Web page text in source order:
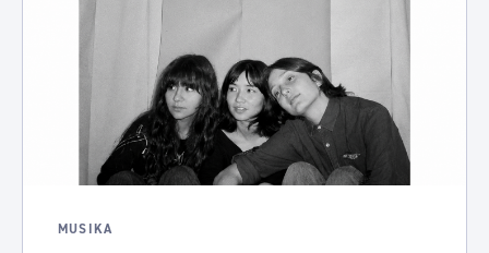
MUSIKA